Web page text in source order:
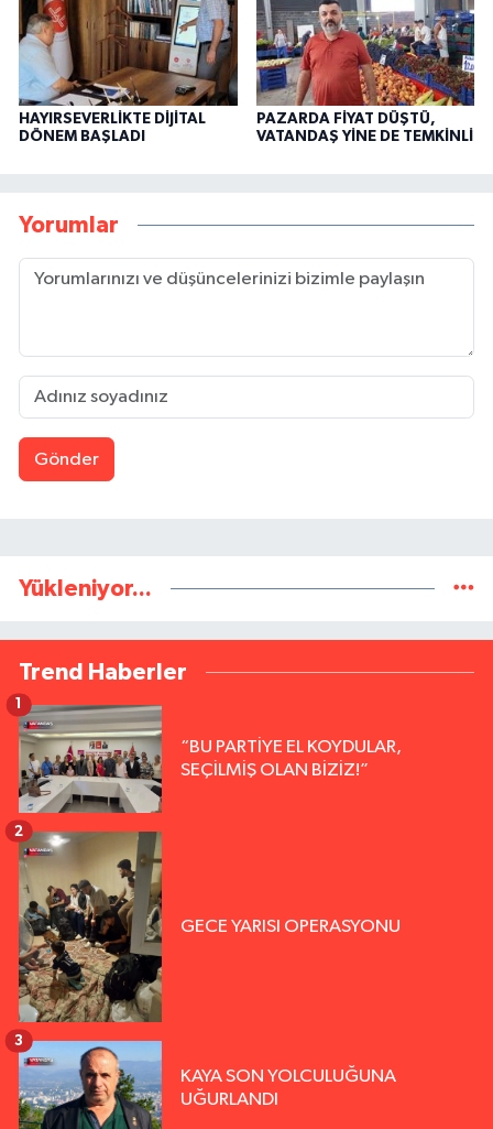
HAYIRSEVERLİKTE DİJİTAL
DÖNEM BAŞLADI
PAZARDA FİYAT DÜŞTÜ,
VATANDAŞ YİNE DE TEMKİNLİ
Yorumlar
Gönder
Yükleniyor...
Trend Haberler
“BU PARTİYE EL KOYDULAR,
SEÇİLMİŞ OLAN BİZİZ!”
GECE YARISI OPERASYONU
2
KAYA SON YOLCULUĞUNA
UĞURLANDI
3